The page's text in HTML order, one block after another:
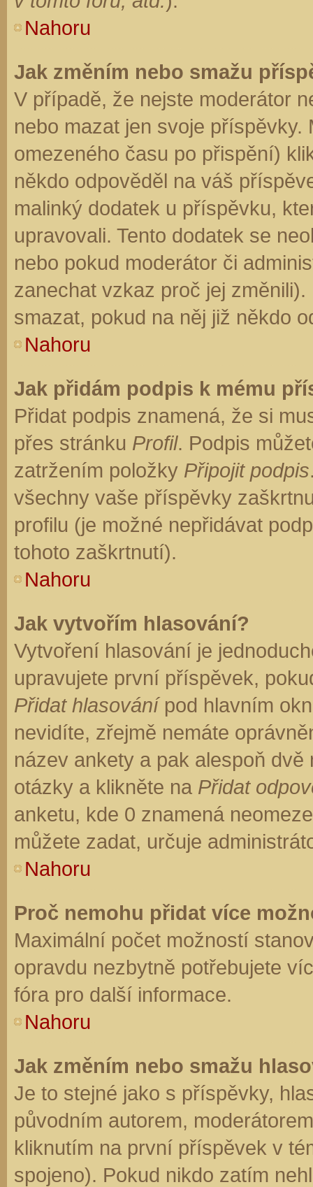
Nahoru
Jak změním nebo smažu
V případě, že nejste moderátor
nebo mazat jen svoje
omezeného času po přispění)
někdo odpověděl na váš
malinký dodatek u příspěvku,
upravovali. Tento dodatek se
nebo pokud moderátor či
zanechat vzkaz proč jej
smazat, pokud na něj již někdo
Nahoru
Jak přidám podpis k mému
Přidat podpis znamená, že si
přes stránku Profil. Podpis
zatržením položky Připojit podpis
všechny vaše příspěvky
profilu (je možné nepřidávat
tohoto zaškrtnutí).
Nahoru
Jak vytvořím hlasování?
Vytvoření hlasování je
upravujete první příspěvek,
Přidat hlasovánípod hlavním
nevidíte, zřejmě nemáte
název ankety a pak alespoň
otázky a klikněte na Přidat
anketu, kde 0 znamená
můžete zadat, určuje
Nahoru
Proč nemohu přidat více
Maximální počet možností
opravdu nezbytně potřebujete
fóra pro další informace.
Nahoru
Jak změním nebo smažu
Je to stejné jako s příspěvky,
původním autorem,
kliknutím na první příspěvek v
spojeno). Pokud nikdo zatím